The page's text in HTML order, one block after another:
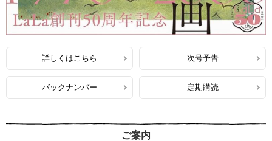
詳しくはこちら 次号予告
バックナンバー 定期購読
ご案内